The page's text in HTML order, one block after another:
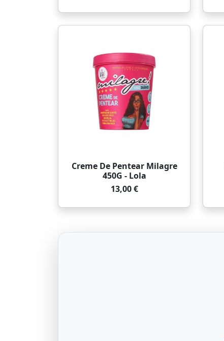
Creme De Pentear Milagre
450G - Lola
13,00 €